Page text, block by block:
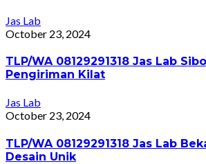
Jas Lab
October 23, 2024
TLP/WA 08129291318 Jas Lab
Pengiriman Kilat
Jas Lab
October 23, 2024
TLP/WA 08129291318 Jas Lab
Desain Unik